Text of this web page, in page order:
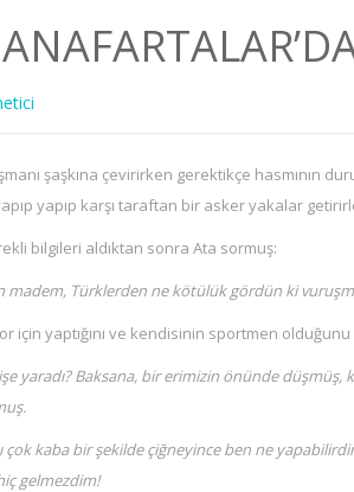
şaşkına çevirirken gerektikçe hasmının
yapıp karşı taraftan bir asker yakalar
bilgileri aldıktan sonra Ata sormuş:
madem, Türklerden ne kötülük gördün ki
için yaptığını ve kendisinin sportmen
yaradı? Baksana, bir erimizin önünde
çok kaba bir şekilde çiğneyince ben ne
gelmezdim!